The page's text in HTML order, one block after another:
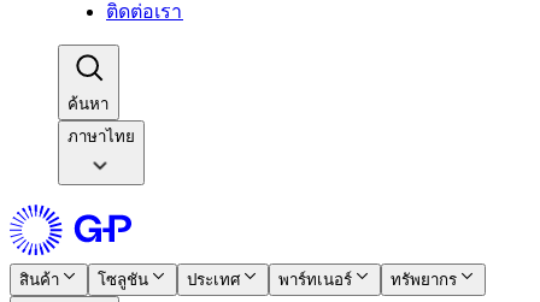
ติดต่อเรา​​
ค้นหา​​
ภาษาไทย
สินค้า​​ โซลูชัน​​ ประเทศ​​ พาร์ทเนอร์​​
ทรัพยากร​​